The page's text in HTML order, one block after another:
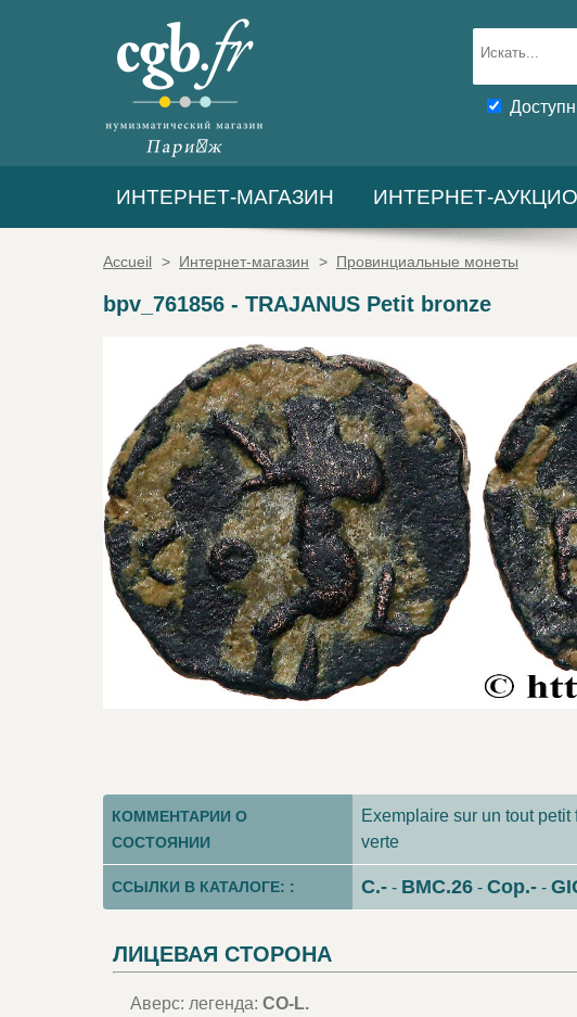
ИНТЕРНЕТ-МАГАЗИН ИНТЕРНЕТ-
Accueil > Интернет-магазин > Провинциальные монеты
bpv_761856 - TRAJANUS Petit bronze
КОММЕНТАРИИ О
СОСТОЯНИИ
Exemplaire sur un tout
verte
ССЫЛКИ В КАТАЛОГЕ: : C.- - BMC.26 - Cop.- -
ЛИЦЕВАЯ СТОРОНА
Аверс: легенда: CO-L.